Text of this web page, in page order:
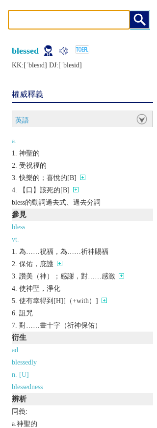
blessed
KK:[ˈblеsɪd] DJ:[ˈblеsid]
權威釋義
英語
a.
神聖的
受祝福的
快樂的；喜悅的[B]
【口】該死的[B]
bless的動詞過去式、過去分詞
參見
bless
vt.
為……祝福，為……祈神賜福
保佑，庇護
讚美（神）；感謝，對……感激
使神聖，淨化
使有幸得到[H][（+with）]
詛咒
對……畫十字（祈神保佑）
衍生
ad.
blessedly
n. [U]
blessedness
辨析
同義:
a.神聖的